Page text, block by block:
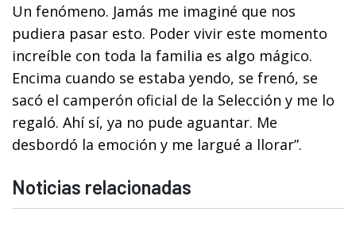
Un fenómeno. Jamás me imaginé que nos
pudiera pasar esto. Poder vivir este momento
increíble con toda la familia es algo mágico.
Encima cuando se estaba yendo, se frenó, se
sacó el camperón oficial de la Selección y me lo
regaló. Ahí sí, ya no pude aguantar. Me
desbordó la emoción y me largué a llorar”.
Noticias relacionadas